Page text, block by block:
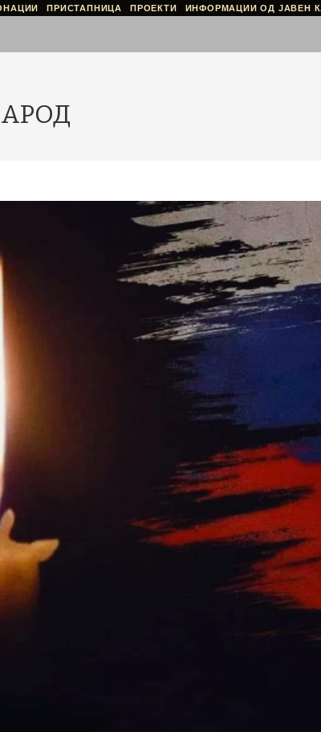
ПРИСТАПНИЦА ПРОЕКТИ ИНФОРМАЦИИ ОД ЈАВЕН